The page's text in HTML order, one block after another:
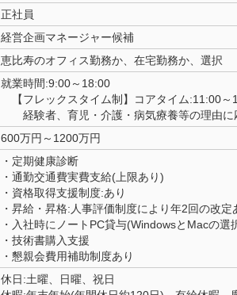
正社員
経営企画マネージャー候補
恵比寿のオフィス勤務か、在宅勤務か、選択
就業時間:9:00～18:00
【フレックスタイム制】コアタイム:11:00～
経験者、育児・介護・病気療養等の理由に
600万円～1200万円
・定期健康診断
・通勤交通費実費支給(上限あり)
・資格取得支援制度:あり
・昇給・昇格:人事評価制度により年2回の改定
・入社時にノートPC貸与(WindowsとMacの
・技術書購入支援
・懇親会費用補助制度あり
休日:土曜、日曜、祝日